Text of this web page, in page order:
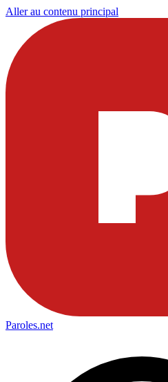
Aller au contenu principal
Paroles.net